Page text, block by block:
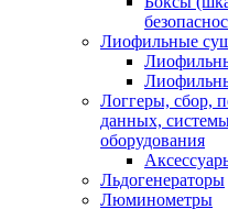
Лиофильные
Логгеры, сбор,
данных,
оборудования
Льдогенераторы
Люминометры